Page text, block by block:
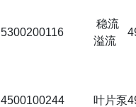
5300200116
稳流
溢流
4500100244 叶片泵